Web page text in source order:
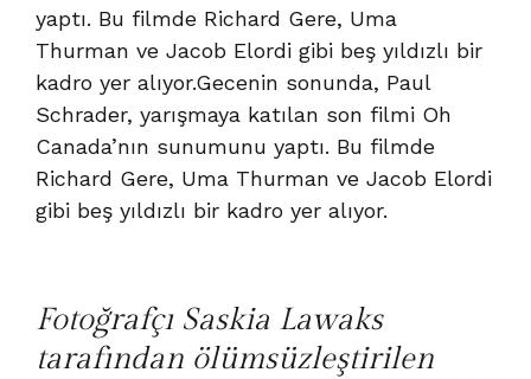
yaptı. Bu filmde Richard Gere, Uma
Thurman ve Jacob Elordi gibi beş yıldızlı bir
kadro yer alıyor.Gecenin sonunda, Paul
Schrader, yarışmaya katılan son filmi Oh
Canada’nın sunumunu yaptı. Bu filmde
Richard Gere, Uma Thurman ve Jacob Elordi
gibi beş yıldızlı bir kadro yer alıyor.
Fotoğrafçı Saskia Lawaks
tarafından ölümsüzleştirilen